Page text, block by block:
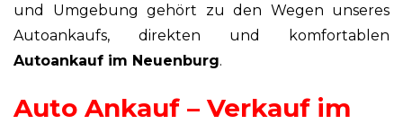
und Umgebung gehört zu den Wegen unseres
Autoankaufs, direkten und komfortablen
Autoankauf im Neuenburg.
Auto Ankauf – Verkauf im